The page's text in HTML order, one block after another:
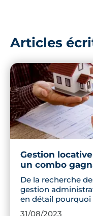
Articles
Gestion
un combo
De la recherche
gestion
en détail
d'un appartement
31/08/2023